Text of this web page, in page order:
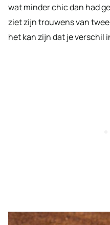
wat minder chic dan had
ziet zijn trouwens van
het kan zijn dat je verschil